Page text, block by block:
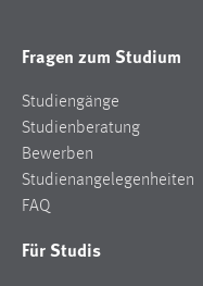
Fragen zum Studium
Studiengänge
Studienberatung
Bewerben
Studienangelegenheiten
FAQ
Für Studis